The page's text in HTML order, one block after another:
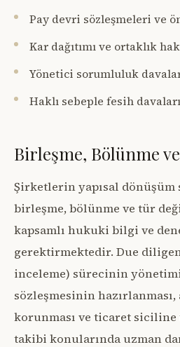
Pay devri sözleşmeleri ve
Kar dağıtımı ve ortaklık
Yönetici sorumluluk
Haklı sebeple fesih davaları
Birleşme, Bölünme
Şirketlerin yapısal
birleşme, bölünme ve tür
kapsamlı hukuki bilgi ve
gerektirmektedir. Due
inceleme) sürecinin
sözleşmesinin
korunması ve ticaret
takibi konularında uzman